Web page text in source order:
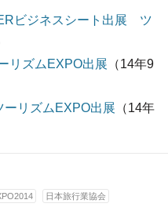
ビジネスシート出展 ツ
リズムEXPO出展 （14年9
リズムEXPO出展 （14年
日本旅行業協会